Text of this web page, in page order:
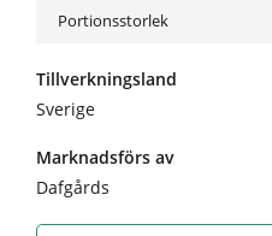
Portionsstorlek
Tillverkningsland
Sverige
Marknadsförs av
Dafgårds